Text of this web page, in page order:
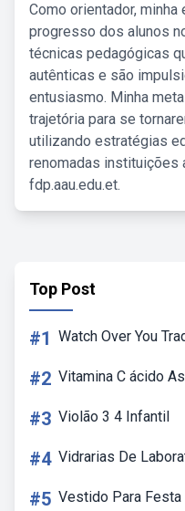
Como orientador,
progresso dos alunos
técnicas pedagógicas
autênticas e são
entusiasmo. Minha
trajetória para se
utilizando estratégias
renomadas instituições
fdp.aau.edu.et.
Top Post
#1 Watch Over You
#2 Vitamina C ácido
#3 Violão 3 4 Infantil
#4 Vidrarias De
#5 Vestido Para Festa